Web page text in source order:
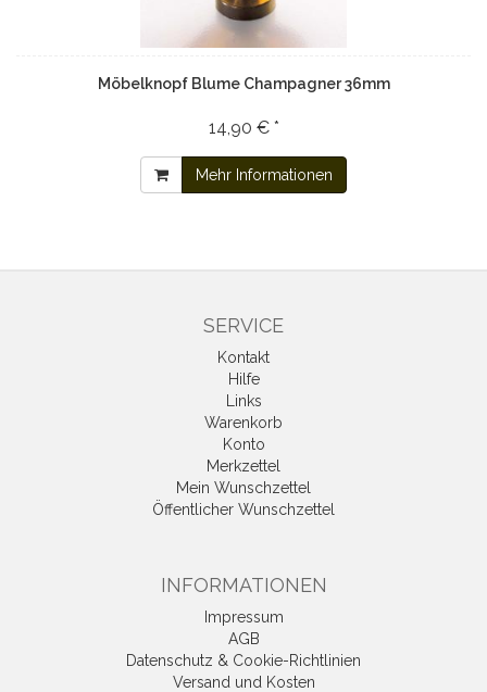
Möbelknopf Blume Champagner 36mm
14,90 € *
Mehr Informationen
SERVICE
Kontakt
Hilfe
Links
Warenkorb
Konto
Merkzettel
Mein Wunschzettel
Öffentlicher Wunschzettel
INFORMATIONEN
Impressum
AGB
Datenschutz & Cookie-Richtlinien
Versand und Kosten